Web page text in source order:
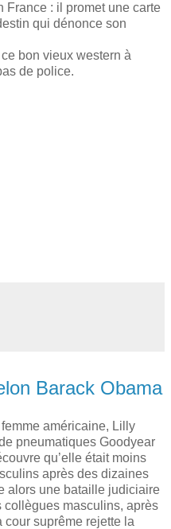
France : il promet une carte
qui dénonce son
bon vieux western à
de police.
Barack Obama
américaine, Lilly
pneumatiques Goodyear
qu’elle était moins
après des dizaines
alors une bataille judiciaire
collègues masculins, après
suprême rejette la